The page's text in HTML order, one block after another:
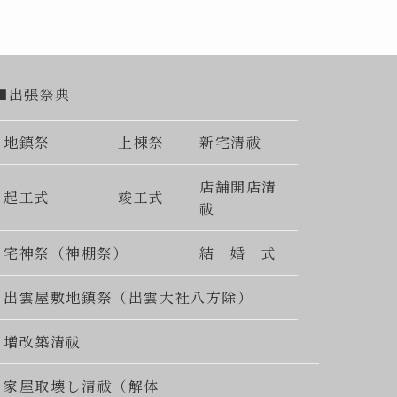
張祭典
地鎮祭 上棟祭 新宅清祓
起工式 竣工式
店舗開店清
祓
宅神祭（神棚祭） 結 婚 式
出雲屋敷地鎮祭（出雲大社八方除）
増改築清祓
家屋取壊し清祓（解体